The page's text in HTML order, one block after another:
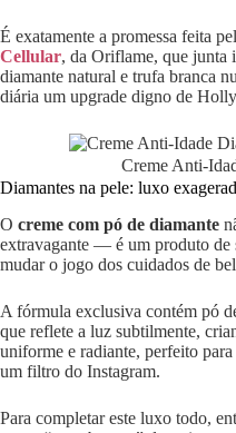
É exatamente a promessa feita
Cellular, da Oriflame, que junta
diamante natural e trufa branca
diária um upgrade digno de
Creme Anti-
Diamantes na pele: luxo
O creme com pó de diamante
extravagante — é um produto de
mudar o jogo dos cuidados de
A fórmula exclusiva contém pó
que reflete a luz subtilmente,
uniforme e radiante, perfeito
um filtro do Instagram.
Para completar este luxo todo,